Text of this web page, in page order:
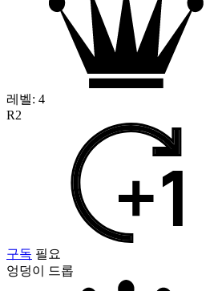
레벨: 4
R2
구독 필요
엉덩이 드롭